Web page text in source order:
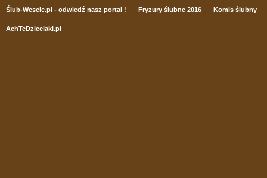
Ślub-Wesele.pl - odwiedź nasz portal ! Fryzury ślubne 2016 Komis ślubny
AchTeDzieciaki.pl